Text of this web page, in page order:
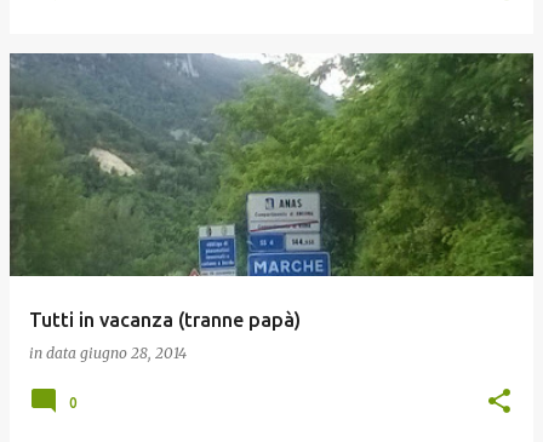
Tutti in vacanza (tranne papà)
in data giugno 28, 2014
0